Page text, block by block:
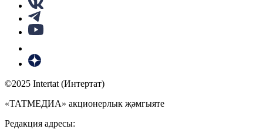
©2025 Intertat (Интертат)
«ТАТМЕДИА» акционерлык җәмгыяте
Редакция адресы: